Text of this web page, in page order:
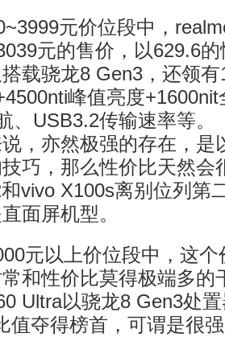
元价位段中，
元的售价，以629.6
载骁龙8 Gen3，还领
峰值亮度
、USB3.2传输速率等。
，亦然极强的存在，是
巧，那么性价比天然会
vivo X100s离别位列第
面屏机型。
元以上价位段中，这
和性价比莫得极端多的
Ultra以骁龙8 Gen3处
值夺得榜首，可谓是很